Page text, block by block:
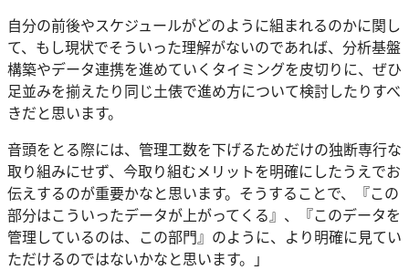
自分の前後やスケジュールがどのように組まれるのかに関し
て、もし現状でそういった理解がないのであれば、分析基盤
構築やデータ連携を進めていくタイミングを皮切りに、ぜひ
足並みを揃えたり同じ土俵で進め方について検討したりすべ
きだと思います。
音頭をとる際には、管理工数を下げるためだけの独断専行な
取り組みにせず、今取り組むメリットを明確にしたうえでお
伝えするのが重要かなと思います。そうすることで、『この
部分はこういったデータが上がってくる』、『このデータを
管理しているのは、この部門』のように、より明確に見てい
ただけるのではないかなと思います。」